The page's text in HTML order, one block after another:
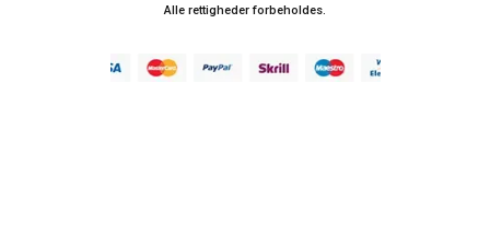
Alle rettigheder forbeholdes.